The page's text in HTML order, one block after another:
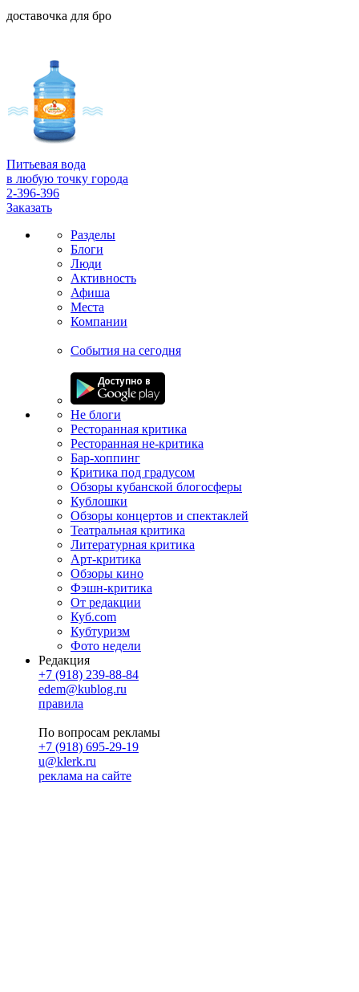
доставочка для бро
Питьевая вода
в любую точку города
2-396-396
Заказать
Разделы
Блоги
Люди
Активность
Афиша
Места
Компании
События на сегодня
Не блоги
Ресторанная критика
Ресторанная не-критика
Бар-хоппинг
Критика под градусом
Обзоры кубанской блогосферы
Кублошки
Обзоры концертов и спектаклей
Театральная критика
Литературная критика
Арт-критика
Обзоры кино
Фэшн-критика
От редакции
Куб.com
Кубтуризм
Фото недели
Редакция
+7 (918) 239-88-84
edem@kublog.ru
правила
По вопросам рекламы
+7 (918) 695-29-19
u@klerk.ru
реклама на сайте